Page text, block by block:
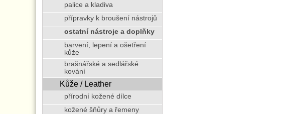
palice a kladiva
přípravky k broušení nástrojů
ostatní nástroje a doplňky
barvení, lepení a ošetření
kůže
brašnářské a sedlářské
kování
Kůže / Leather
přírodní kožené dílce
kožené šňůry a řemeny